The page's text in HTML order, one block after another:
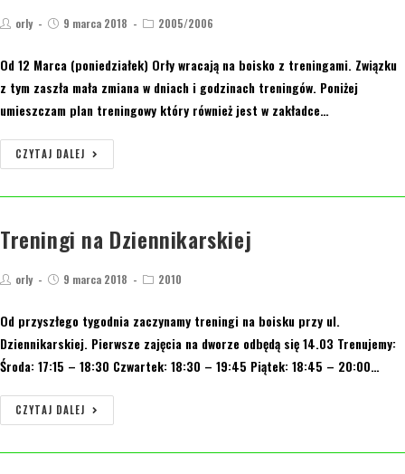
orly 9 marca 2018 2005/2006
Od 12 Marca (poniedziałek) Orły wracają na boisko z treningami. Związku
z tym zaszła mała zmiana w dniach i godzinach treningów. Poniżej
umieszczam plan treningowy który również jest w zakładce…
CZYTAJ DALEJ
Treningi na Dziennikarskiej
orly 9 marca 2018 2010
Od przyszłego tygodnia zaczynamy treningi na boisku przy ul.
Dziennikarskiej. Pierwsze zajęcia na dworze odbędą się 14.03 Trenujemy:
Środa: 17:15 – 18:30 Czwartek: 18:30 – 19:45 Piątek: 18:45 – 20:00…
CZYTAJ DALEJ